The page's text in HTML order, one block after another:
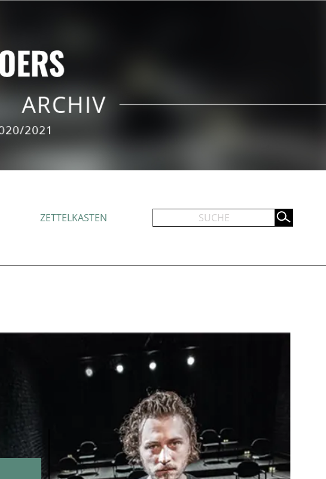
ZETTELKASTEN